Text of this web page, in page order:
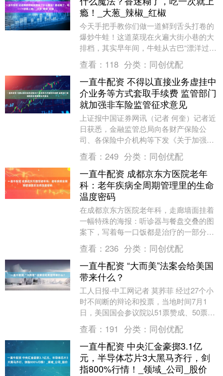
瘾！_大葱_辣椒_红椒
今天手把手教你们做一道鲜到舌头打卷的
爆炒牛蛙！这道菜现在火遍大街小巷的大
排档，其实早年间，牛蛙从古巴“漂洋过
海”来到中国，最开始大家还不太敢吃，后
来厨师们发现这....
查看： 118 分类： 同创优配
一直牛配资 不得以直接业务虚挂中
介业务等方式套取手续费 监管部门
就加强非车险监管征求意见
上证报中国证券网讯（记者 何奎）记者近
日获悉，金融监管总局向各财产保险公
司、各保险中介机构等下发《关于加强非
车险监管有关事项的通知（征求意见
稿）》（下称《通知》....
查看： 249 分类： 同创优配
一直牛配资 成都京东方医院老年
科：老年疾病全周期管理里的生命
温度密码
在成都京东方医院老年科，走廊墙面挂着
一幅特殊的海报：听诊器与餐盘交叠的图
案下，写着每一口饭都是治疗的一部分。
这里的医护团队用专业与温情，为老年慢
病患者编织着从病....
查看： 236 分类： 同创优配
一直牛配资 “大而美”法案会给美国
带来什么？
工人日报-中工网记者 莫荞菲 经过27个小
时不间断的辩论和投票，当地时间7月1
日，美国国会参议院以51票赞成、50票反
对的微弱优势，表决通过了“大而美”税收
与支....
查看： 191 分类： 同创优配
一直牛配资 中央汇金豪掷3.1亿
元，半导体芯片3大黑马齐行，剑
指800%行情！_领域_公司_股价